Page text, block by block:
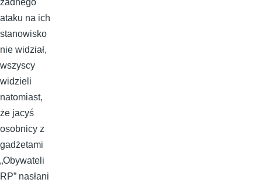
żadnego
ataku na ich
stanowisko
nie widział,
wszyscy
widzieli
natomiast,
że jacyś
osobnicy z
gadżetami
„Obywateli
RP” nasłani